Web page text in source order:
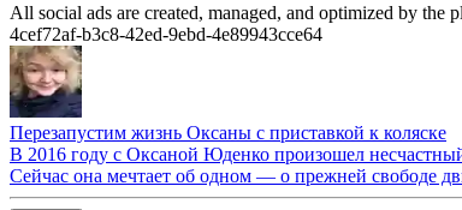
All social ads are created, managed, and optimized by the
4cef72af-b3c8-42ed-9ebd-4e89943cce64
Перезапустим жизнь Оксаны с приставкой к коляске
В 2016 году с Оксаной Юденко произошел
Сейчас она мечтает об одном — о прежней свободе